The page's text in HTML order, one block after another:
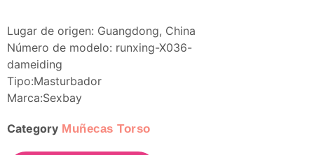
Lugar de origen: Guangdong, China
Número de modelo: runxing-X036-
dameiding
Tipo:Masturbador
Marca:Sexbay
Category Muñecas Torso